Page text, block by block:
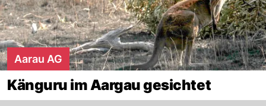
Aarau AG
Känguru im Aargau gesichtet